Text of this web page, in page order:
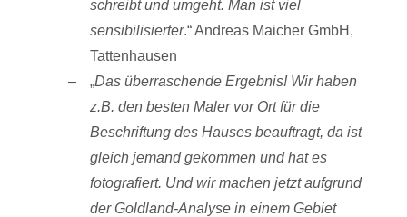
schreibt und umgeht. Man ist viel
sensibilisierter.“ Andreas Maicher GmbH,
Tattenhausen
„Das überraschende Ergebnis! Wir haben
z.B. den besten Maler vor Ort für die
Beschriftung des Hauses beauftragt, da ist
gleich jemand gekommen und hat es
fotografiert. Und wir machen jetzt aufgrund
der Goldland-Analyse in einem Gebiet